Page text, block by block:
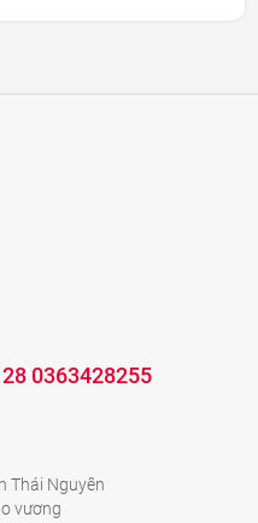
0363428255
Thái Nguyên
vương